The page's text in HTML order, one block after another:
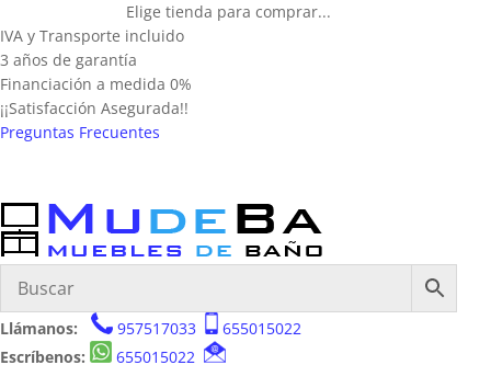
Elige tienda para comprar...
IVA y Transporte incluido
3 años de garantía
Financiación a medida 0%
¡¡Satisfacción Asegurada!!
Preguntas Frecuentes
Llámanos: 957517033
655015022
Escríbenos:
655015022